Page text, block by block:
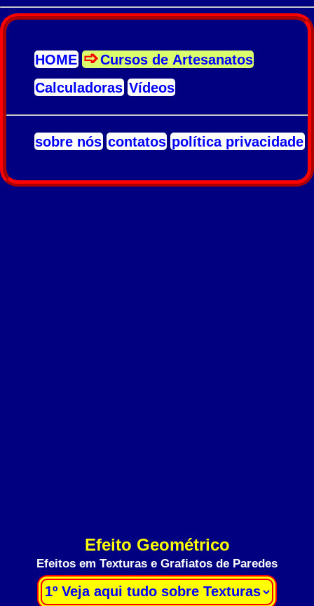
HOME
Cursos de Artesanatos
Calculadoras Vídeos
sobre nós contatos política privacidade
Efeito Geométrico
Efeitos em Texturas e Grafiatos de Paredes